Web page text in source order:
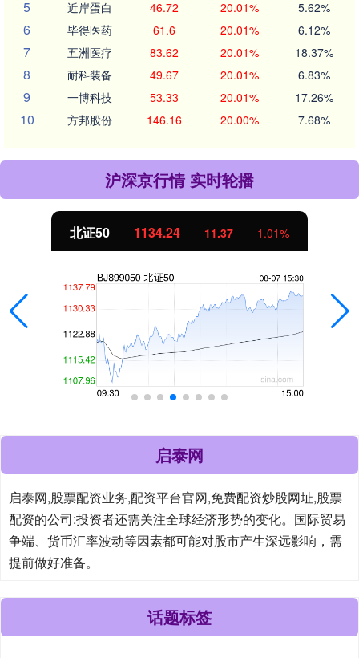
5 近岸蛋白 46.72 20.01% 5.62%
6 毕得医药 61.6 20.01% 6.12%
7 五洲医疗 83.62 20.01% 18.37%
8 耐科装备 49.67 20.01% 6.83%
9 一博科技 53.33 20.01% 17.26%
10 方邦股份 146.16 20.00% 7.68%
沪深京行情 实时轮播
北证50 1134.24 11.37 1.01%
启泰网
启泰网,股票配资业务,配资平台官网,免费配资炒股网址,股票
配资的公司:投资者还需关注全球经济形势的变化。国际贸易
争端、货币汇率波动等因素都可能对股市产生深远影响，需
提前做好准备。
话题标签